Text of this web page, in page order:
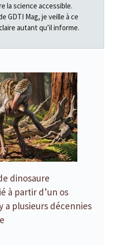
la science accessible.
GDTI Mag, je veille à ce
autant qu’il informe.
dinosaure
à partir d’un os
a plusieurs décennies